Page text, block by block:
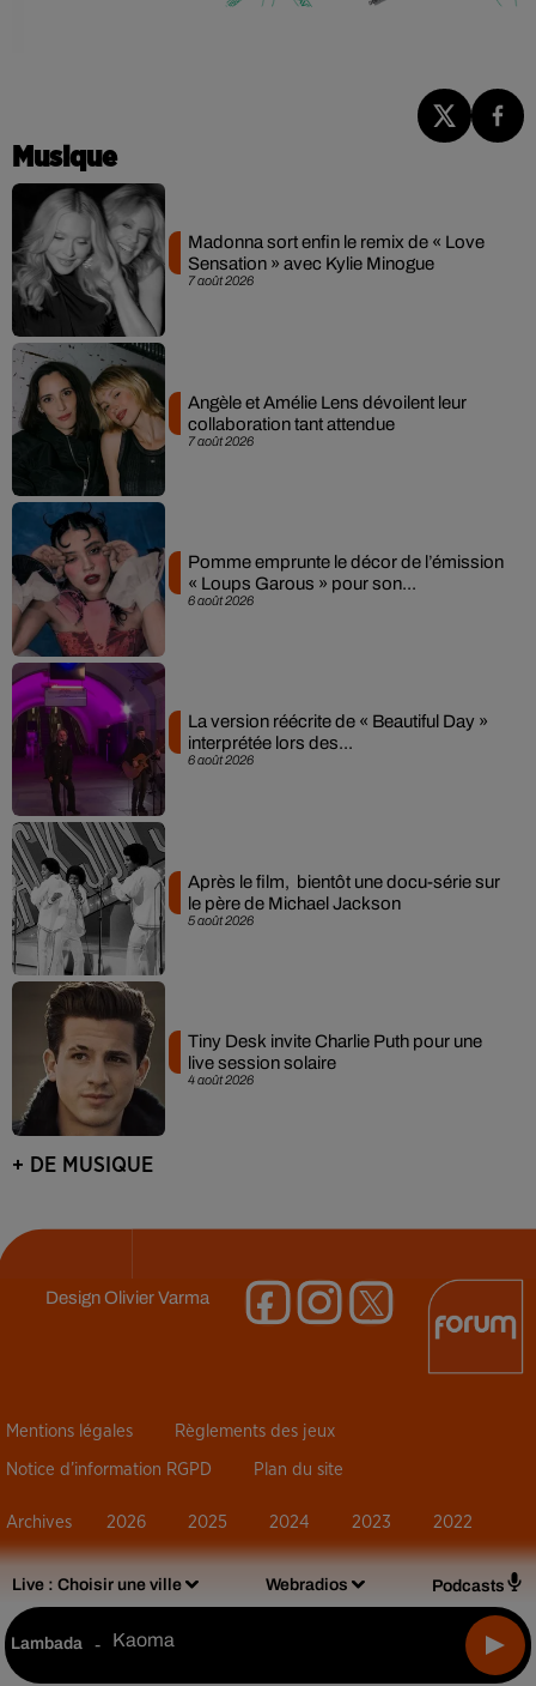
Live : Choisir une ville Webradios Podcasts
Lambada - Kaoma
Musique
7 août 2026
Madonna sort enfin le remix de « Love
Sensation » avec Kylie Minogue
7 août 2026
Angèle et Amélie Lens dévoilent leur
collaboration tant attendue
6 août 2026
Pomme emprunte le décor de l’émission
« Loups Garous » pour son...
6 août 2026
La version réécrite de « Beautiful Day »
interprétée lors des...
5 août 2026
Après le film, bientôt une docu-série sur
le père de Michael Jackson
4 août 2026
Tiny Desk invite Charlie Puth pour une
live session solaire
+ DE MUSIQUE
DesignOlivier Varma
Mentions légales Règlements des jeux
Notice d’information RGPD Plan du site
Archives 2026 2025 2024 2023 2022